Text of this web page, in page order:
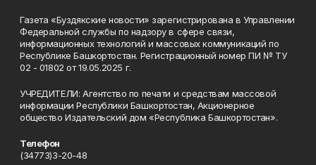
Газета «Буздякские новости» зарегистрирована в Управлении
Федеральной службы по надзору в сфере связи,
информационных технологий и массовых коммуникаций по
Республике Башкортостан. Регистрационный номер ПИ № ТУ
02 - 01802 от 19.05.2025 г.
УЧРЕДИТЕЛИ: Агентство по печати и средствам массовой
информации Республики Башкортостан, Акционерное
общество Издательский дом «Республика Башкортостан».
Телефон
(34773)3-20-48